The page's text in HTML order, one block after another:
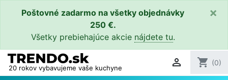
Poštovné zadarmo na všetky objednávky
250 €.
Všetky prebiehajúce akcie nájdete tu.
×
20 rokov vybavujeme vaše kuchyne  shopping_cart (0)